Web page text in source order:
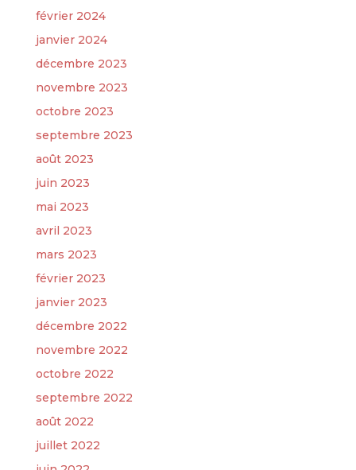
février 2024
janvier 2024
décembre 2023
novembre 2023
octobre 2023
septembre 2023
août 2023
juin 2023
mai 2023
avril 2023
mars 2023
février 2023
janvier 2023
décembre 2022
novembre 2022
octobre 2022
septembre 2022
août 2022
juillet 2022